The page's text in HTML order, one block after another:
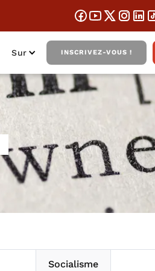
Sur INSCRIVEZ-VOUS !
Socialisme